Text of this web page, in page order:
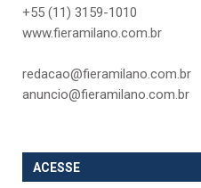
+55 (11) 3159-1010
www.fieramilano.com.br
redacao@fieramilano.com.br
anuncio@fieramilano.com.br
ACESSE